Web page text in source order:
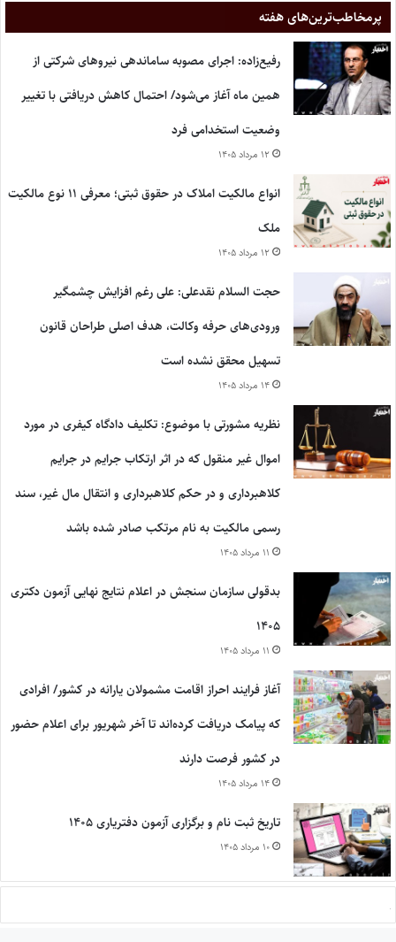
پر‌مخاطب‌ترین‌های هفته
رفیع‌زاده: اجرای مصوبه ساماندهی نیروهای شرکتی از
همین ماه آغاز می‌شود/ احتمال کاهش دریافتی با تغییر
وضعیت استخدامی فرد
۱۲ مرداد ۱۴۰۵
انواع مالکیت املاک در حقوق ثبتی؛ معرفی ۱۱ نوع مالکیت
ملک
۱۲ مرداد ۱۴۰۵
حجت السلام نقدعلی: علی رغم افزایش چشمگیر
ورودی‌های حرفه وکالت، هدف اصلی طراحان قانون
تسهیل محقق نشده است
۱۴ مرداد ۱۴۰۵
نظریه مشورتی با موضوع: تکلیف دادگاه کیفری در مورد
اموال غیر منقول که در اثر ارتکاب جرایم در جرایم
کلاهبرداری و در حکم کلاهبرداری و انتقال مال غیر، سند
رسمی مالکیت به نام مرتکب صادر شده باشد
۱۱ مرداد ۱۴۰۵
بدقولی سازمان سنجش در اعلام نتایج نهایی آزمون دکتری
۱۴۰۵
۱۱ مرداد ۱۴۰۵
آغاز فرایند احراز اقامت مشمولان یارانه در کشور/ افرادی
که پیامک دریافت کرده‌اند تا آخر شهریور برای اعلام حضور
در کشور فرصت دارند
۱۴ مرداد ۱۴۰۵
تاریخ ثبت نام و برگزاری آزمون دفتریاری ۱۴۰۵
۱۰ مرداد ۱۴۰۵